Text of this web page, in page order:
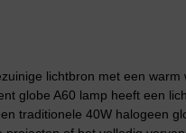
lichtbron met een warm
globe A60 lamp heeft een
traditionele 40W halogeen